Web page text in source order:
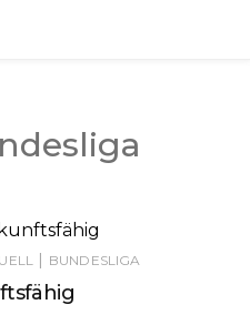
| BUNDESLIGA